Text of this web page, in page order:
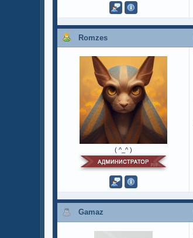
Romzes
( ^_^ )
Gamaz